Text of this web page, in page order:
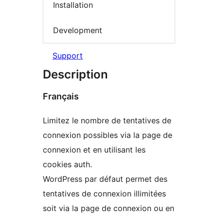
Installation
Development
Support
Description
Français
Limitez le nombre de tentatives de
connexion possibles via la page de
connexion et en utilisant les
cookies auth.
WordPress par défaut permet des
tentatives de connexion illimitées
soit via la page de connexion ou en